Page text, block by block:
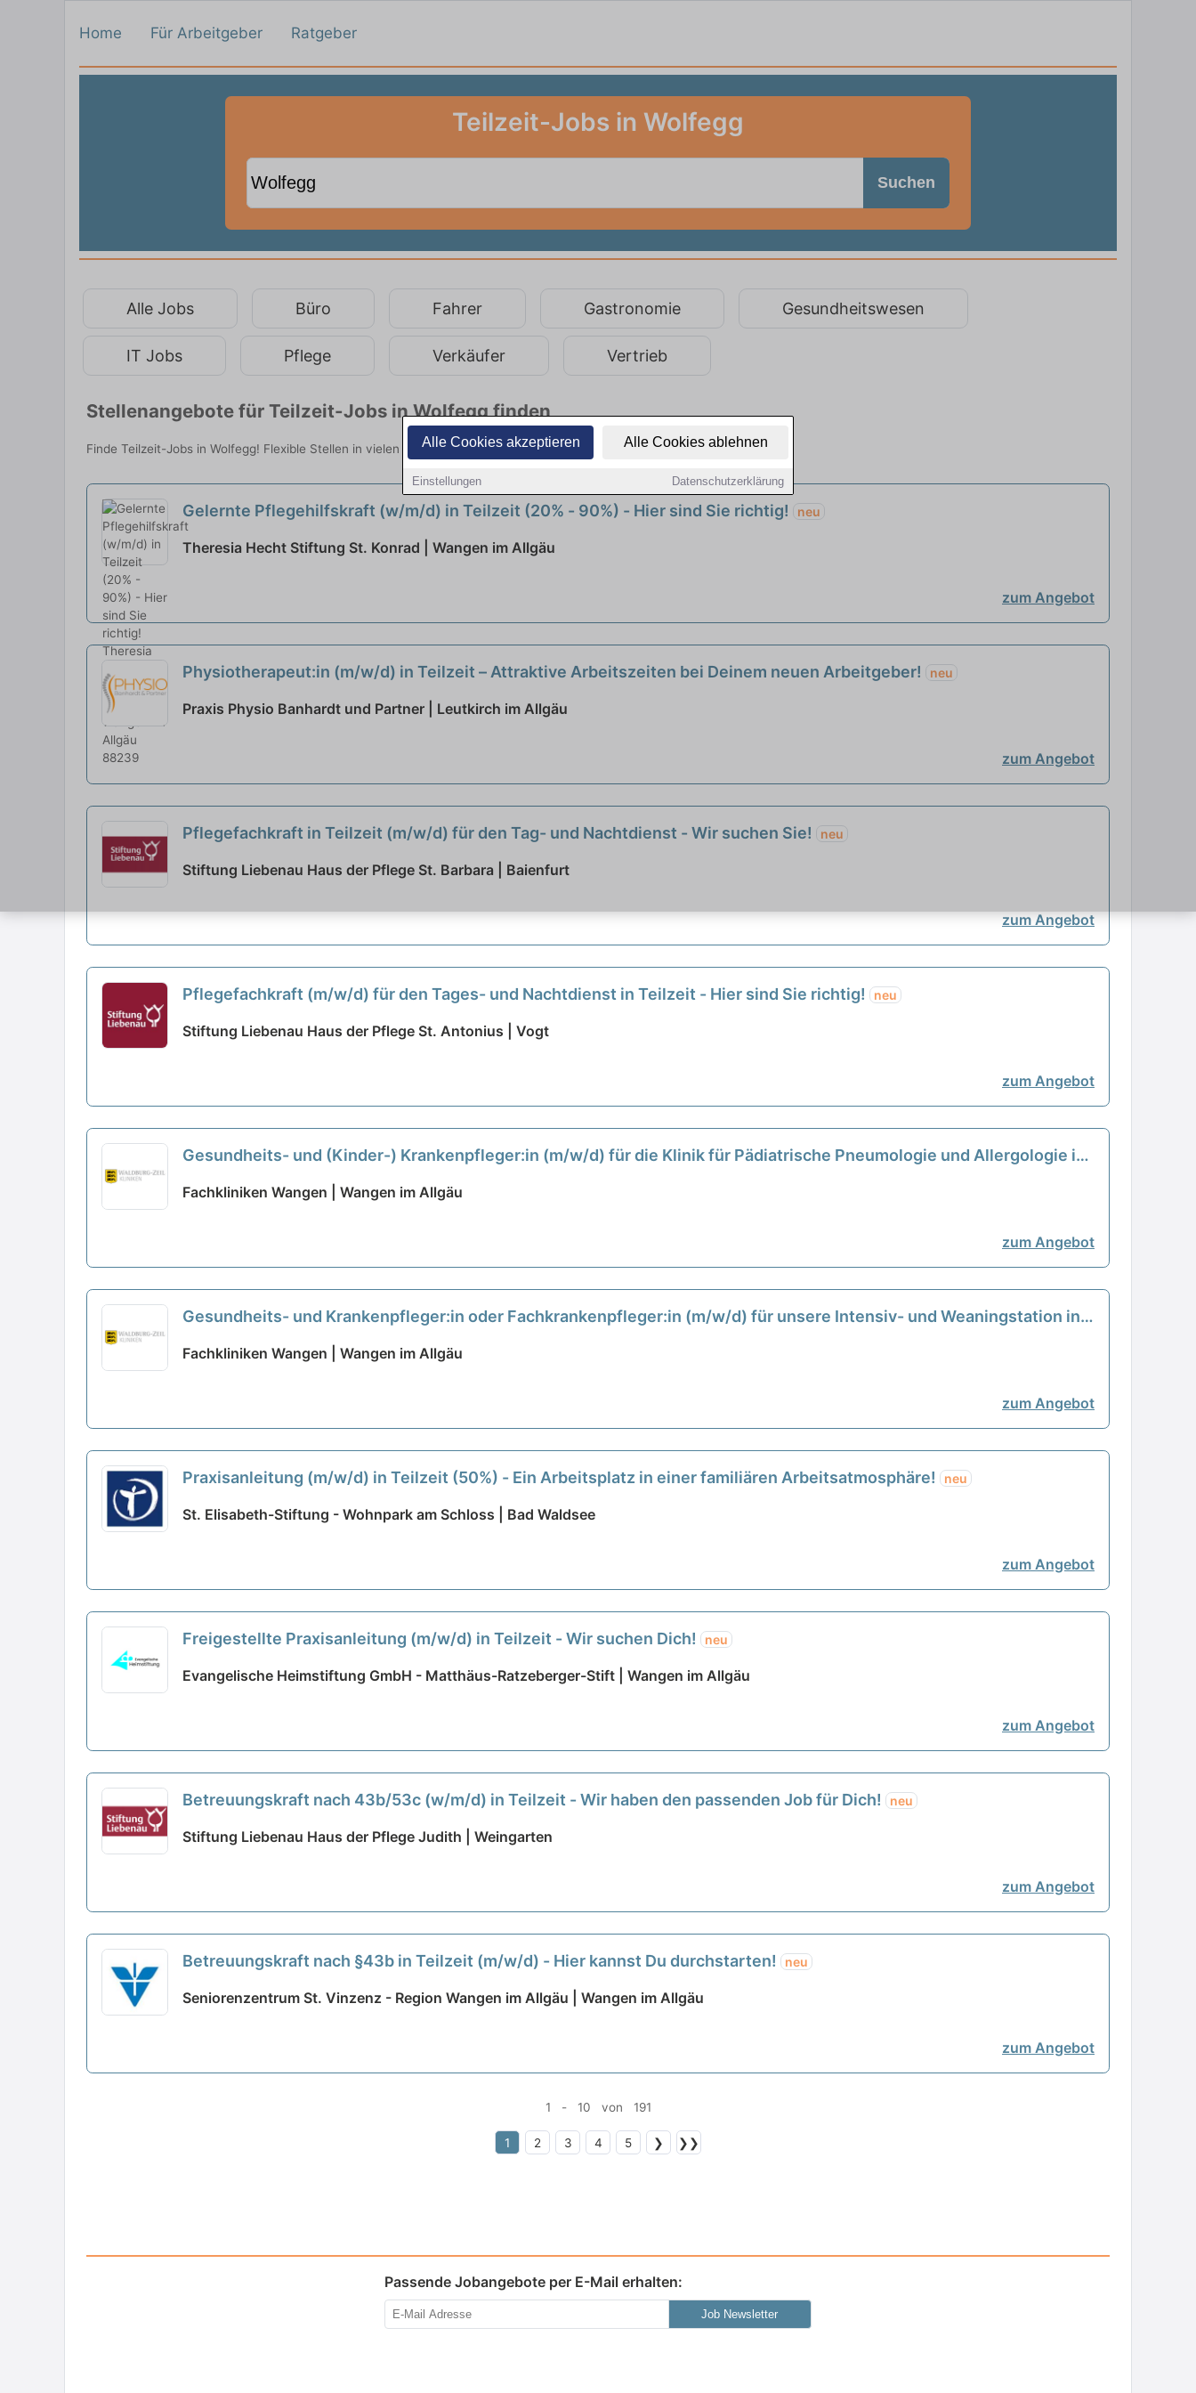
Alle Cookies akzeptieren Alle Cookies ablehnen
Einstellungen Datenschutzerklärung
Home Für Arbeitgeber Ratgeber
Teilzeit-Jobs in Wolfegg
Suchen
Alle Jobs Büro Fahrer Gastronomie Gesundheitswesen
IT Jobs Pflege Verkäufer Vertrieb
Stellenangebote für Teilzeit-Jobs in Wolfegg finden
Finde Teilzeit-Jobs in Wolfegg! Flexible Stellen in vielen Branchen. Jetzt bewerben!
Gelernte Pflegehilfskraft (w/m/d) in Teilzeit (20% - 90%) - Hier sind Sie richtig! neu
Theresia Hecht Stiftung St. Konrad | Wangen im Allgäu
zum Angebot
Physiotherapeut:in (m/w/d) in Teilzeit – Attraktive Arbeitszeiten bei Deinem neuen Arbeitgeber! neu
Praxis Physio Banhardt und Partner | Leutkirch im Allgäu
zum Angebot
Pflegefachkraft in Teilzeit (m/w/d) für den Tag- und Nachtdienst - Wir suchen Sie! neu
Stiftung Liebenau Haus der Pflege St. Barbara | Baienfurt
zum Angebot
Pflegefachkraft (m/w/d) für den Tages- und Nachtdienst in Teilzeit - Hier sind Sie richtig! neu
Stiftung Liebenau Haus der Pflege St. Antonius | Vogt
zum Angebot
Gesundheits- und (Kinder-) Krankenpfleger:in (m/w/d) für die Klinik für Pädiatrische Pneumologie und Allergologie in
Voll- oder Teilzeit - Vielfältige Aufgaben warten auf Sie!
Fachkliniken Wangen | Wangen im Allgäu
zum Angebot
Gesundheits- und Krankenpfleger:in oder Fachkrankenpfleger:in (m/w/d) für unsere Intensiv- und Weaningstation in
Voll- und Teilzeit - Vielfältige Aufgaben warten auf Sie!
Fachkliniken Wangen | Wangen im Allgäu
zum Angebot
Praxisanleitung (m/w/d) in Teilzeit (50%) - Ein Arbeitsplatz in einer familiären Arbeitsatmosphäre! neu
St. Elisabeth-Stiftung - Wohnpark am Schloss | Bad Waldsee
zum Angebot
Freigestellte Praxisanleitung (m/w/d) in Teilzeit - Wir suchen Dich! neu
Evangelische Heimstiftung GmbH - Matthäus-Ratzeberger-Stift | Wangen im Allgäu
zum Angebot
Betreuungskraft nach 43b/53c (w/m/d) in Teilzeit - Wir haben den passenden Job für Dich! neu
Stiftung Liebenau Haus der Pflege Judith | Weingarten
zum Angebot
Betreuungskraft nach §43b in Teilzeit (m/w/d) - Hier kannst Du durchstarten! neu
Seniorenzentrum St. Vinzenz - Region Wangen im Allgäu | Wangen im Allgäu
zum Angebot
1 - 10 von 191
1 2 3 4 5 ❯ ❯❯
Passende Jobangebote per E-Mail erhalten:
Job Newsletter